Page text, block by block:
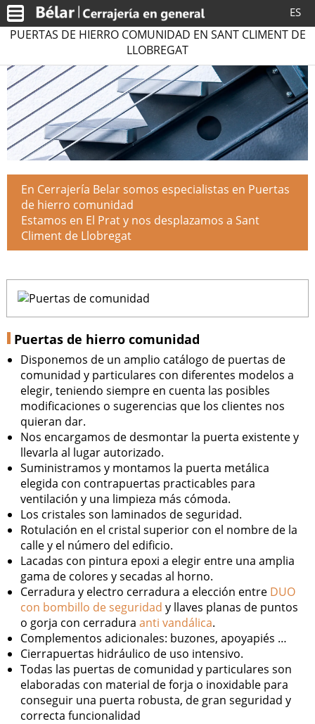
ES
PUERTAS DE HIERRO COMUNIDAD EN SANT CLIMENT DE
LLOBREGAT
En Cerrajería Belar somos especialistas en Puertas
de hierro comunidad
Estamos en El Prat y nos desplazamos a Sant
Climent de Llobregat
Puertas de hierro comunidad
Disponemos de un amplio catálogo de puertas de
comunidad y particulares con diferentes modelos a
elegir, teniendo siempre en cuenta las posibles
modificaciones o sugerencias que los clientes nos
quieran dar.
Nos encargamos de desmontar la puerta existente y
llevarla al lugar autorizado.
Suministramos y montamos la puerta metálica
elegida con contrapuertas practicables para
ventilación y una limpieza más cómoda.
Los cristales son laminados de seguridad.
Rotulación en el cristal superior con el nombre de la
calle y el número del edificio.
Lacadas con pintura epoxi a elegir entre una amplia
gama de colores y secadas al horno.
Cerradura y electro cerradura a elección entre DUO
con bombillo de seguridad y llaves planas de puntos
o gorja con cerradura anti vandálica.
Complementos adicionales: buzones, apoyapiés …
Cierrapuertas hidráulico de uso intensivo.
Todas las puertas de comunidad y particulares son
elaboradas con material de forja o inoxidable para
conseguir una puerta robusta, de gran seguridad y
correcta funcionalidad